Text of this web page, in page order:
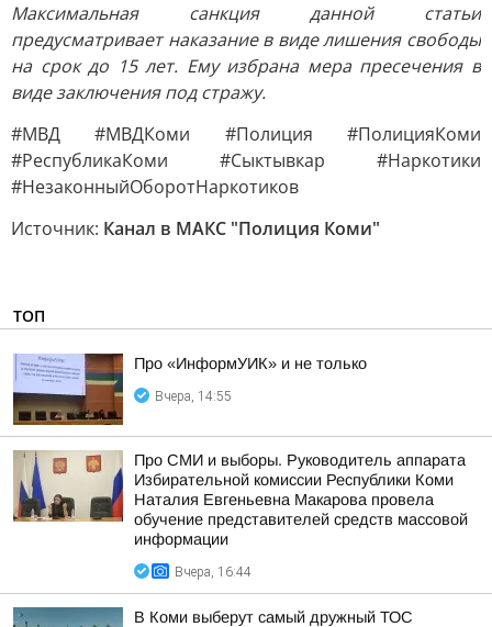
Максимальная санкция данной статьи
предусматривает наказание в виде лишения свободы
на срок до 15 лет. Ему избрана мера пресечения в
виде заключения под стражу.
#МВД #МВДКоми #Полиция #ПолицияКоми
#РеспубликаКоми #Сыктывкар #Наркотики
#НезаконныйОборотНаркотиков
Источник: Канал в МАКС "Полиция Коми"
ТОП
Про «ИнформУИК» и не только
Вчера, 14:55
Про СМИ и выборы. Руководитель аппарата
Избирательной комиссии Республики Коми
Наталия Евгеньевна Макарова провела
обучение представителей средств массовой
информации
Вчера, 16:44
В Коми выберут самый дружный ТОС